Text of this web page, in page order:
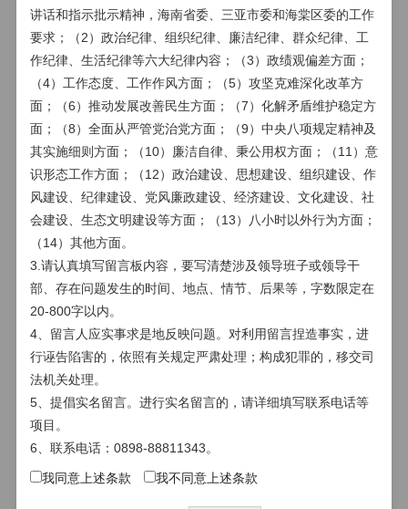
* 联系方式
政治面貌
留言正文 (注意：标有*的必须填写)
* 标题(最多50字)
* 主要问题(20-800字)
附件
讲话和指示批示精神，海南省委、三亚市委和海棠区委的工作
要求；（2）政治纪律、组织纪律、廉洁纪律、群众纪律、工
作纪律、生活纪律等六大纪律内容；（3）政绩观偏差方面；
（4）工作态度、工作作风方面；（5）攻坚克难深化改革方
面；（6）推动发展改善民生方面；（7）化解矛盾维护稳定方
面；（8）全面从严管党治党方面；（9）中央八项规定精神及
其实施细则方面；（10）廉洁自律、秉公用权方面；（11）意
识形态工作方面；（12）政治建设、思想建设、组织建设、作
风建设、纪律建设、党风廉政建设、经济建设、文化建设、社
会建设、生态文明建设等方面；（13）八小时以外行为方面；
（14）其他方面。
3.请认真填写留言板内容，要写清楚涉及领导班子或领导干
部、存在问题发生的时间、地点、情节、后果等，字数限定在
20-800字以内。
4、留言人应实事求是地反映问题。对利用留言捏造事实，进
行诬告陷害的，依照有关规定严肃处理；构成犯罪的，移交司
法机关处理。
5、提倡实名留言。进行实名留言的，请详细填写联系电话等
项目。
6、联系电话：0898-88811343。
我同意上述条款 我不同意上述条款